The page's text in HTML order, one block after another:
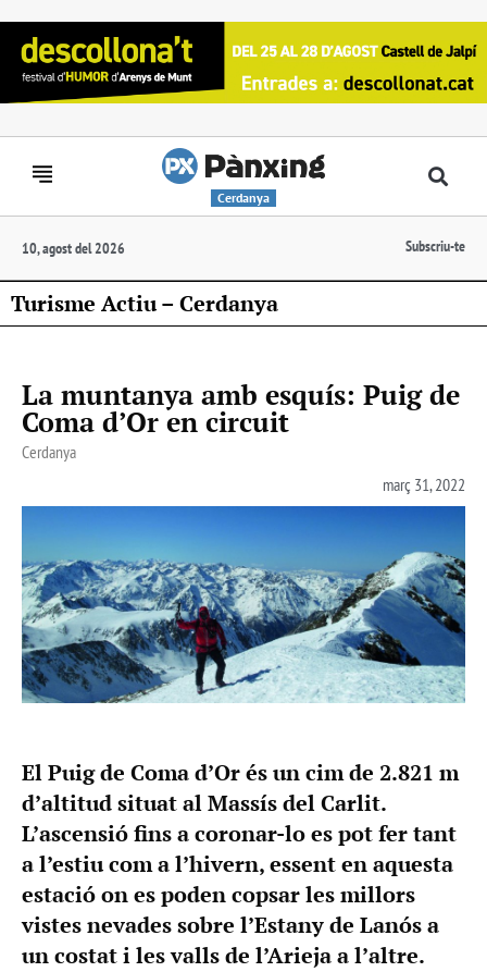
Cerdanya
10, agost del 2026 Subscriu-te
Turisme Actiu – Cerdanya
La muntanya amb esquís: Puig de
Coma d’Or en circuit
Cerdanya
març 31, 2022
El Puig de Coma d’Or és un cim de 2.821 m
d’altitud situat al Massís del Carlit.
L’ascensió fins a coronar-lo es pot fer tant
a l’estiu com a l’hivern, essent en aquesta
estació on es poden copsar les millors
vistes nevades sobre l’Estany de Lanós a
un costat i les valls de l’Arieja a l’altre.